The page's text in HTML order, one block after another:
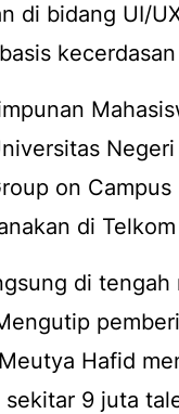
di bidang UI/
on Campus
di
di
Hafid
9 juta